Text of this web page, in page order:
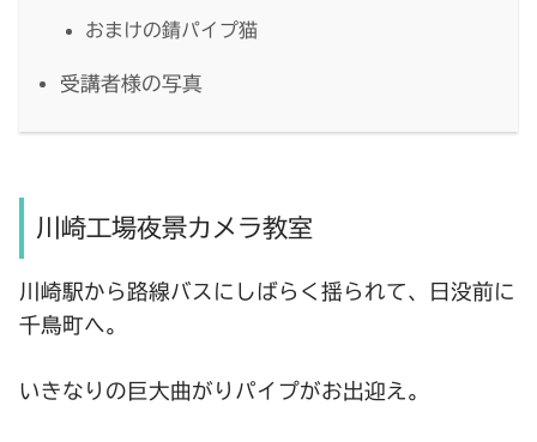
おまけの錆パイプ猫
受講者様の写真
川崎工場夜景カメラ教室
川崎駅から路線バスにしばらく揺られて、日没前に
千鳥町へ。
いきなりの巨大曲がりパイプがお出迎え。